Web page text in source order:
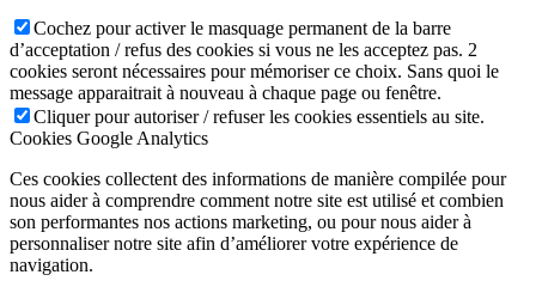
Cochez pour activer le masquage permanent de la barre
d’acceptation / refus des cookies si vous ne les acceptez pas. 2
cookies seront nécessaires pour mémoriser ce choix. Sans quoi le
message apparaitrait à nouveau à chaque page ou fenêtre.
Cliquer pour autoriser / refuser les cookies essentiels au site.
Cookies Google Analytics
Ces cookies collectent des informations de manière compilée pour
nous aider à comprendre comment notre site est utilisé et combien
son performantes nos actions marketing, ou pour nous aider à
personnaliser notre site afin d’améliorer votre expérience de
navigation.